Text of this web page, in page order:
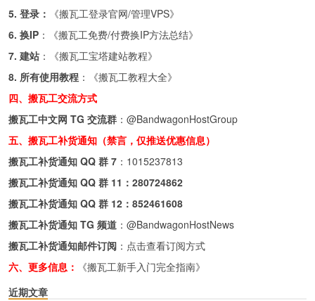
5. 登录：
《搬瓦工登录官网/管理VPS》
6. 换IP ：《搬瓦工免费/付费换IP方法总结》
7. 建站 ：《搬瓦工宝塔建站教程》
8. 所有使用教程 ：《搬瓦工教程大全》
四、搬瓦工交流方式
搬瓦工中文网 TG 交流群 ： @BandwagonHostGroup
五、搬瓦工补货通知（禁言，仅推送优惠信息）
搬瓦工补货通知 QQ 群 7 ： 1015237813
搬瓦工补货通知 QQ 群 11： 280724862
搬瓦工补货通知 QQ 群 12： 852461608
搬瓦工补货通知 TG 频道 ： @BandwagonHostNews
搬瓦工补货通知邮件订阅 ： 点击查看订阅方式
六、更多信息：
《搬瓦工新手入门完全指南》
近期文章